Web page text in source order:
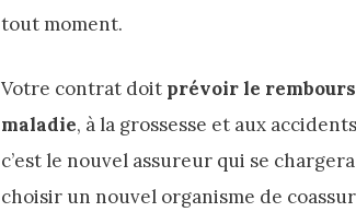
tout moment.
Votre contrat doit prévoir le
maladie, à la grossesse et aux
c’est le nouvel assureur qui se
choisir un nouvel organisme de